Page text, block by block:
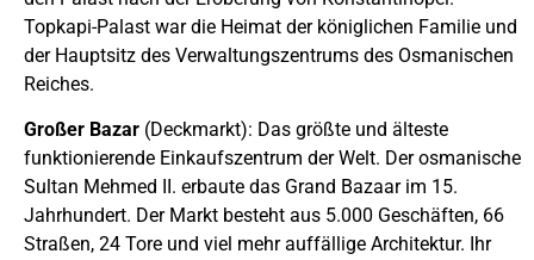
Topkapi-Palast war die Heimat der königlichen Familie und
der Hauptsitz des Verwaltungszentrums des Osmanischen
Reiches.
Großer Bazar (Deckmarkt): Das größte und älteste
funktionierende Einkaufszentrum der Welt. Der osmanische
Sultan Mehmed II. erbaute das Grand Bazaar im 15.
Jahrhundert. Der Markt besteht aus 5.000 Geschäften, 66
Straßen, 24 Tore und viel mehr auffällige Architektur. Ihr